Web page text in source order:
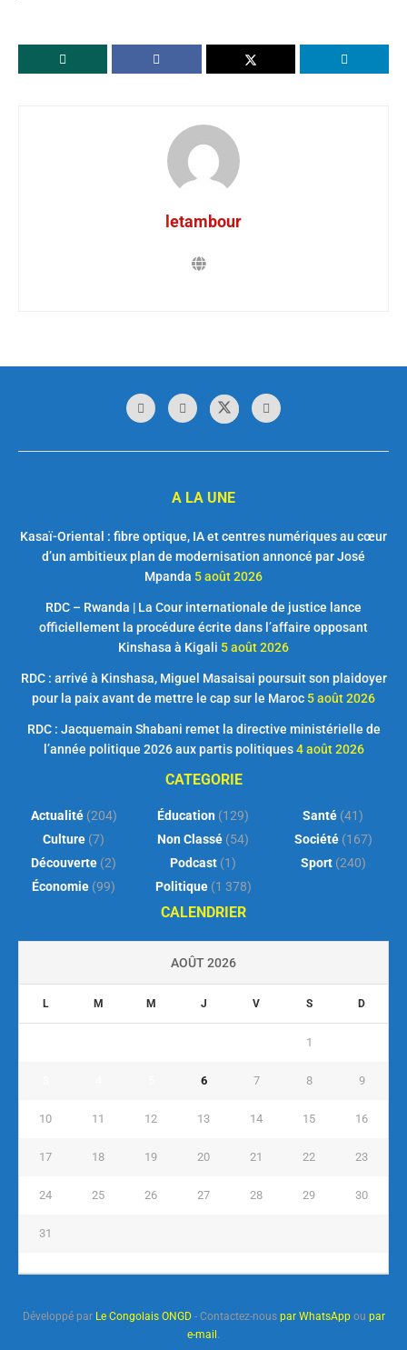
letambour
A LA UNE
Kasaï-Oriental : fibre optique, IA et centres numériques au cœur
d’un ambitieux plan de modernisation annoncé par José
Mpanda 5 août 2026
RDC – Rwanda | La Cour internationale de justice lance
officiellement la procédure écrite dans l’affaire opposant
Kinshasa à Kigali 5 août 2026
RDC : arrivé à Kinshasa, Miguel Masaisai poursuit son plaidoyer
pour la paix avant de mettre le cap sur le Maroc 5 août 2026
RDC : Jacquemain Shabani remet la directive ministérielle de
l’année politique 2026 aux partis politiques 4 août 2026
CATEGORIE
Actualité(204)
Culture (7)
Découverte (2)
Économie (99)
Éducation (129)
Non Classé (54)
Podcast (1)
Politique(1 378)
Santé (41)
Société(167)
Sport(240)
CALENDRIER
AOÛT 2026
L M M J V S D
1
6 7 8 9
10 11 12 13 14 15 16
17 18 19 20 21 22 23
24 25 26 27 28 29 30
31
Développé par Le Congolais ONGD- Contactez-nous par WhatsAppou par
e-mail .